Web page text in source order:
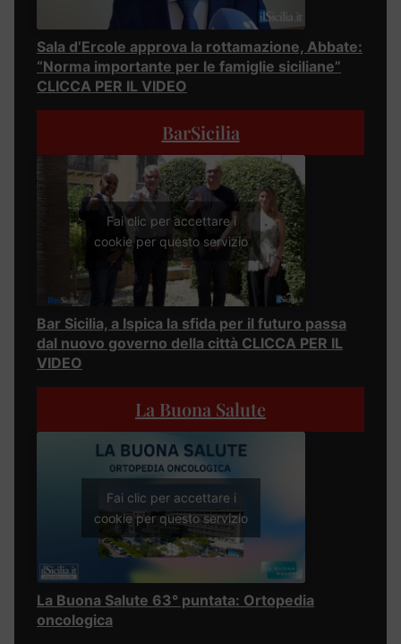
Sala d’Ercole approva la rottamazione, Abbate:
“Norma importante per le famiglie siciliane”
CLICCA PER IL VIDEO
BarSicilia
Fai clic per accettare i
cookie per questo servizio
Bar Sicilia, a Ispica la sfida per il futuro passa
dal nuovo governo della città CLICCA PER IL
VIDEO
La Buona Salute
Fai clic per accettare i
cookie per questo servizio
La Buona Salute 63° puntata: Ortopedia
oncologica